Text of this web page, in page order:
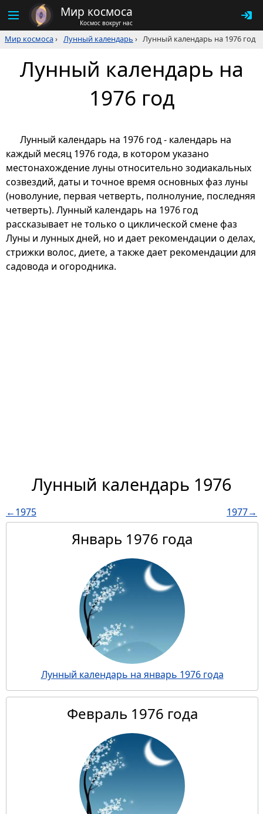
Мир космоса
Космос вокруг нас
Мир космоса› Лунный календарь › Лунный календарь на 1976 год
Лунный календарь на
1976 год
Лунный календарь на 1976 год - календарь на
каждый месяц 1976 года, в котором указано
местонахождение луны относительно зодиакальных
созвездий, даты и точное время основных фаз луны
(новолуние, первая четверть, полнолуние, последняя
четверть). Лунный календарь на 1976 год
рассказывает не только о циклической смене фаз
Луны и лунных дней, но и дает рекомендации о делах,
стрижки волос, диете, а также дает рекомендации для
садовода и огородника.
Лунный календарь 1976
←1975 1977→
Январь 1976 года
Лунный календарь на январь 1976 года
Февраль 1976 года